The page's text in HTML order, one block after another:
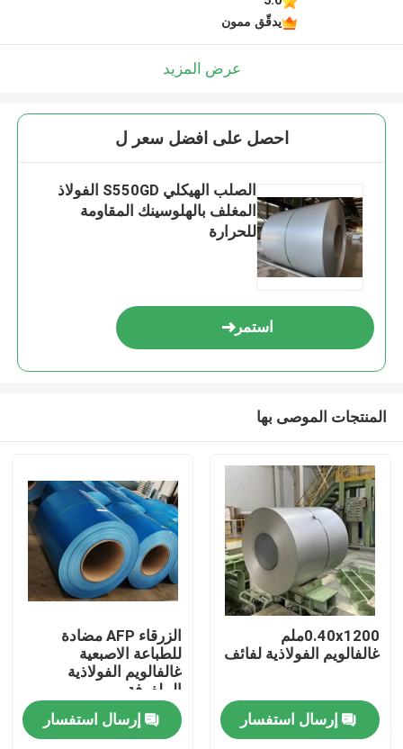
يدقّق ممون
عرض المزيد
احصل على افضل سعر ل
الصلب الهيكلي S550GD الفولاذ
المغلف بالهلوسينك المقاومة
للحرارة
استمر
المنتجات الموصى بها
0.40x1200ملم
غالفالويم الفولاذية لفائف
إرسال استفسار
الزرقاء AFP مضادة
للطباعة الاصبعية
غالفالويم الفولاذية
الملفوفة
إرسال استفسار